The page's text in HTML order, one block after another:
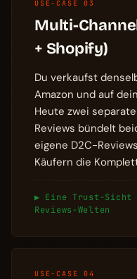
USE-CASE 03
Multi-
+ Shopify)
Du verkaufst
Amazon und auf
Heute zwei
Reviews bündelt
eigene D2C-
Käufern die
▶ Eine Trust-
Reviews-Welten
USE-CASE 04